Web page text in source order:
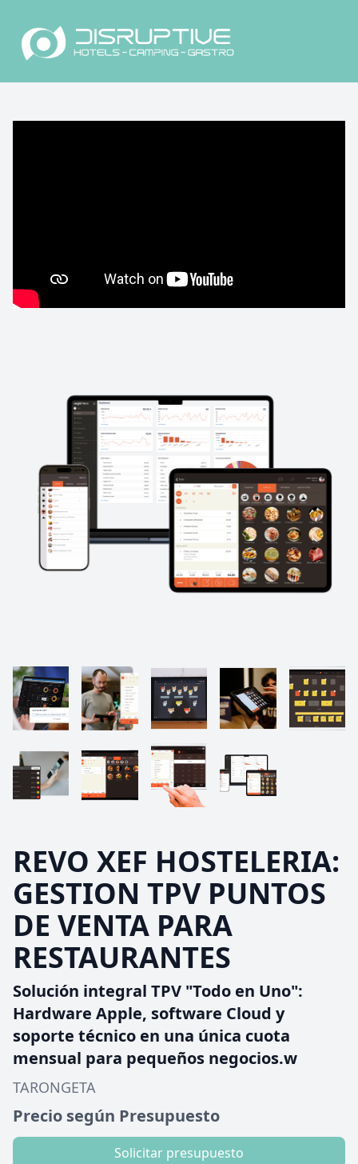
REVO XEF HOSTELERIA:
GESTION TPV PUNTOS
DE VENTA PARA
RESTAURANTES
Solución integral TPV "Todo en Uno":
Hardware Apple, software Cloud y
soporte técnico en una única cuota
mensual para pequeños negocios.w
TARONGETA
Precio según Presupuesto
Solicitar presupuesto